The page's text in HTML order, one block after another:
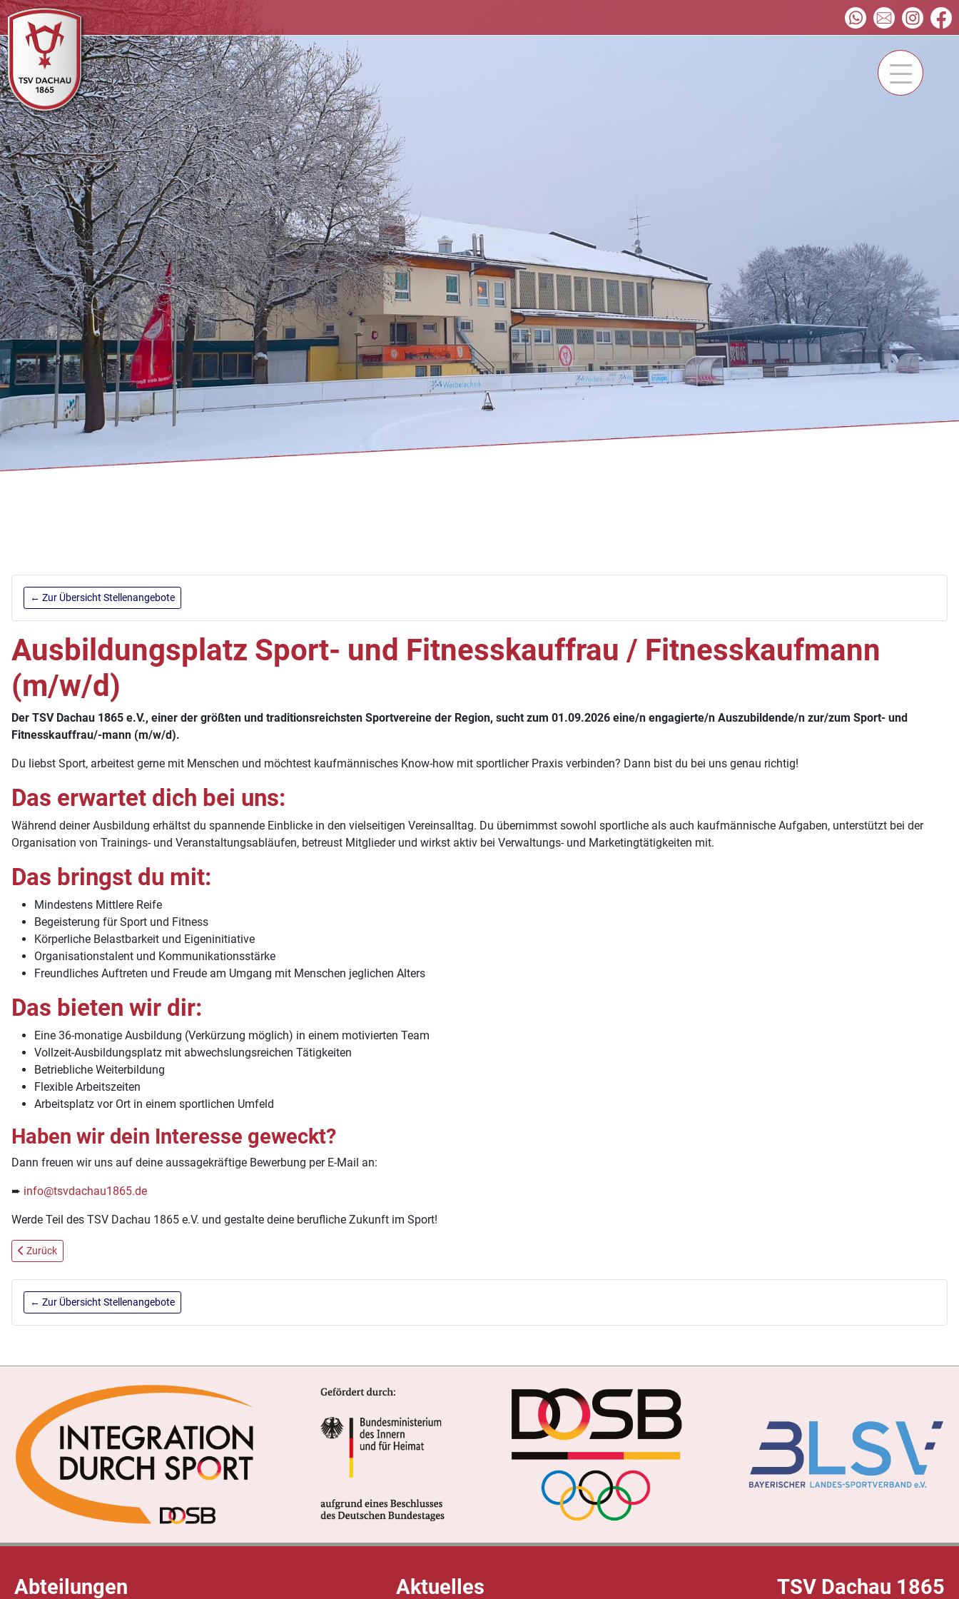
← Zur Übersicht Stellenangebote
Ausbildungsplatz Sport- und Fitnesskauffrau / Fitnesskaufmann
(m/w/d)
Der TSV Dachau 1865 e.V., einer der größten und traditionsreichsten Sportvereine der Region, sucht zum 01.09.2026 eine/n engagierte/n Auszubildende/n zur/zum Sport- und
Fitnesskauffrau/-mann (m/w/d).
Du liebst Sport, arbeitest gerne mit Menschen und möchtest kaufmännisches Know-how mit sportlicher Praxis verbinden? Dann bist du bei uns genau richtig!
Das erwartet dich bei uns:
Während deiner Ausbildung erhältst du spannende Einblicke in den vielseitigen Vereinsalltag. Du übernimmst sowohl sportliche als auch kaufmännische Aufgaben, unterstützt bei der
Organisation von Trainings- und Veranstaltungsabläufen, betreust Mitglieder und wirkst aktiv bei Verwaltungs- und Marketingtätigkeiten mit.
Das bringst du mit:
Mindestens Mittlere Reife
Begeisterung für Sport und Fitness
Körperliche Belastbarkeit und Eigeninitiative
Organisationstalent und Kommunikationsstärke
Freundliches Auftreten und Freude am Umgang mit Menschen jeglichen Alters
Das bieten wir dir:
Eine 36-monatige Ausbildung (Verkürzung möglich) in einem motivierten Team
Vollzeit-Ausbildungsplatz mit abwechslungsreichen Tätigkeiten
Betriebliche Weiterbildung
Flexible Arbeitszeiten
Arbeitsplatz vor Ort in einem sportlichen Umfeld
Haben wir dein Interesse geweckt?
Dann freuen wir uns auf deine aussagekräftige Bewerbung per E-Mail an:
➨ info@tsvdachau1865.de
Werde Teil des TSV Dachau 1865 e.V. und gestalte deine berufliche Zukunft im Sport!
Vorheriger Beitrag: Trainer*in in Kindersportschule (KiSS) und Mini-KiSS (m/w/d)
Zurück
← Zur Übersicht Stellenangebote
Abteilungen Aktuelles TSV Dachau 1865